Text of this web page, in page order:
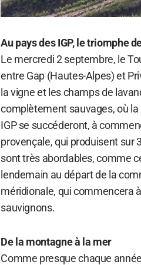
Au pays des IGP, le triomphe
Le mercredi 2 septembre, le
entre Gap (Hautes-Alpes) et
la vigne et les champs de
complètement sauvages, où la
IGP se succéderont, à
provençale, qui produisent sur
sont très abordables, comme
lendemain au départ de la
méridionale, qui commencera
sauvignons.
De la montagne à la mer
Comme presque chaque